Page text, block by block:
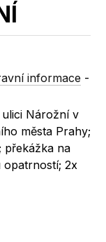
informace -
ulici Nárožní v
města Prahy;
překážka na
opatrností; 2x